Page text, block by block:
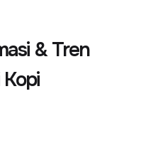
& Tren